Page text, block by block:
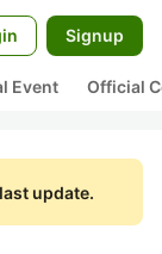
Signup
Event Official
update.